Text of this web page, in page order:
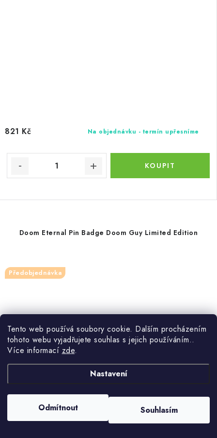
Tento web používá soubory cookie. Dalším procházením
tohoto webu vyjadřujete souhlas s jejich používáním..
Více informací zde.
Nastavení
Odmítnout Souhlasím
Na objednávku - termín upřesníme
821 Kč
Doom Eternal Pin Badge Doom Guy Limited Edition
Předobjednávka